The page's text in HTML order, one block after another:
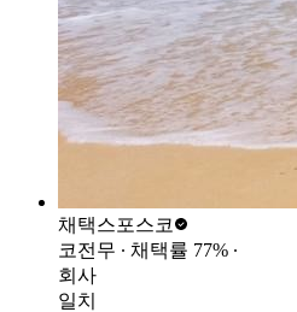
채택스포스코
코전무 ∙ 채택률 77% ∙
회사
일치